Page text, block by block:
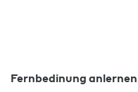
Fernbedinung